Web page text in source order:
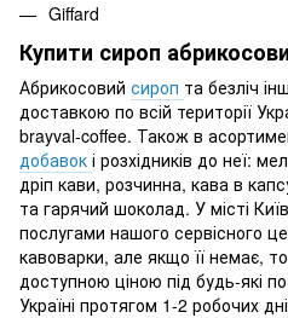
Giffard
Купити сироп
Абрикосовий сироп та безліч
доставкою по всій території
brayval-coffee. Також в
добавок і розхідників до неї:
дріп кави, розчинна, кава в
та гарячий шоколад. У місті
послугами нашого сервісного
кавоварки, але якщо її немає,
доступною ціною під будь-які
Україні протягом 1-2 робочих